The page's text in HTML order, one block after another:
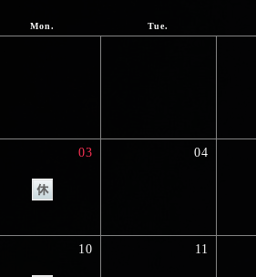
Mon. Tue.
03 04
10 11